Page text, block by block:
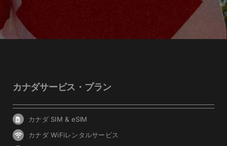
カナダサービス・プラン
カナダ SIM & eSIM
カナダ WiFiレンタルサービス